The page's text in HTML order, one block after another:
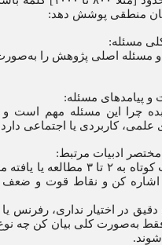
منطقی پوشش دهد:
علمی، کاربردی یا اجتماعی